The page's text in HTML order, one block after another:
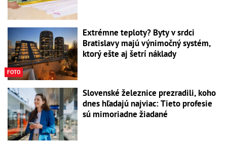
FOTO
Extrémne teploty? Byty v srdci
Bratislavy majú výnimočný systém,
ktorý ešte aj šetrí náklady
Slovenské železnice prezradili, koho
dnes hľadajú najviac: Tieto profesie
sú mimoriadne žiadané